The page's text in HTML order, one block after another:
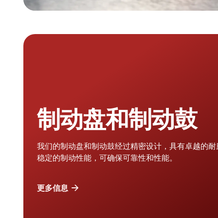
制动盘和制动鼓
我们的制动盘和制动鼓经过精密设计，具有卓越的
稳定的制动性能，可确保可靠性和性能。
更多信息